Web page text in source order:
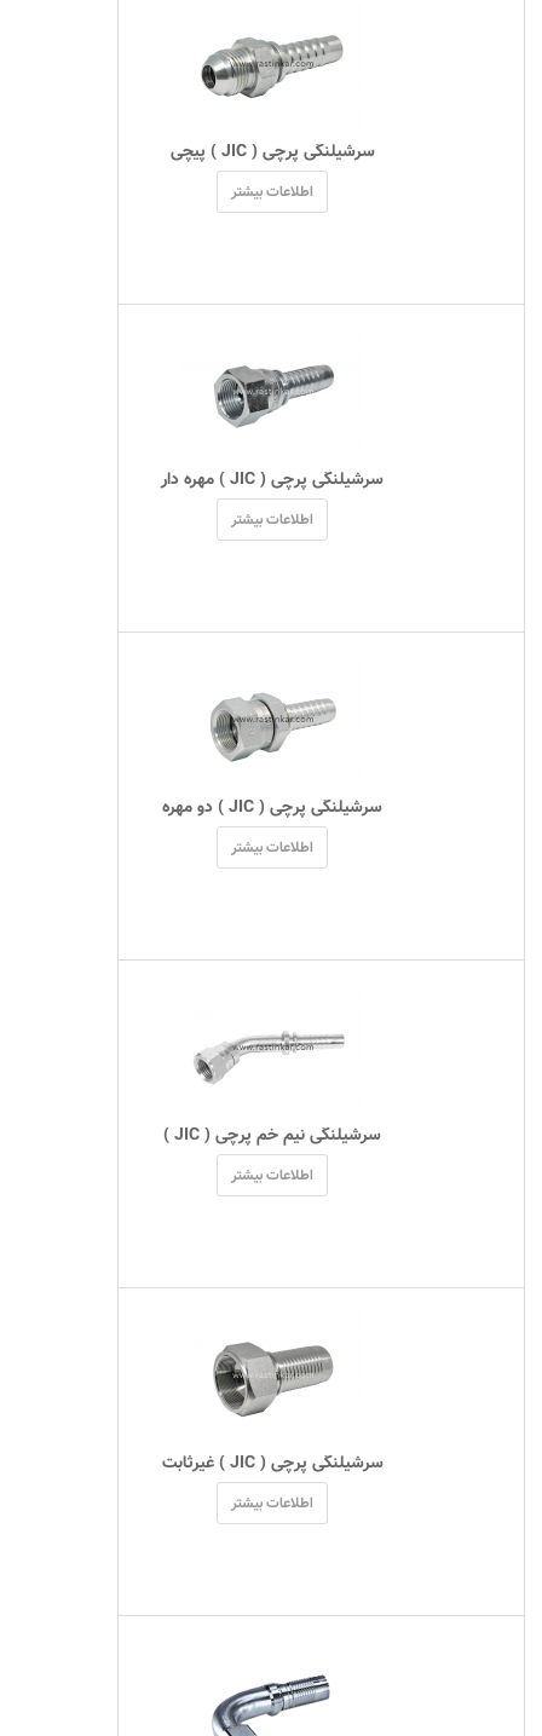
سرشیلنگی پرچی ( JIC ) پیچی
اطلاعات بیشتر
سرشیلنگی پرچی ( JIC ) مهره دار
اطلاعات بیشتر
سرشیلنگی پرچی ( JIC ) دو مهره
اطلاعات بیشتر
سرشیلنگی نیم خم پرچی ( JIC )
اطلاعات بیشتر
سرشیلنگی پرچی ( JIC ) غیرثابت
اطلاعات بیشتر